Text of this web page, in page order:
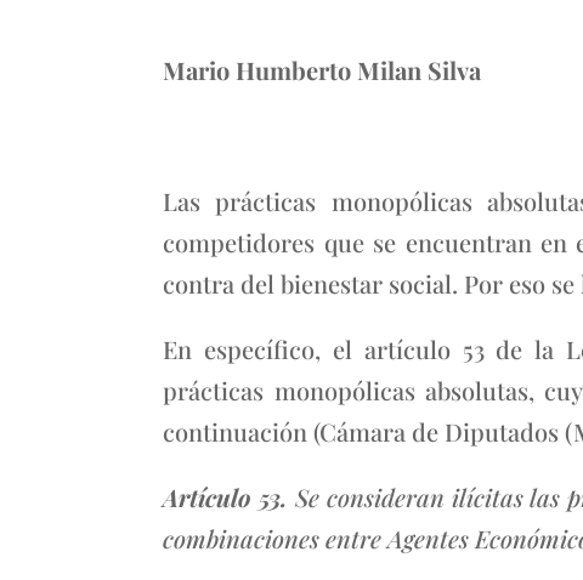
Mario Humberto Milan Silva
Las prácticas monopólicas
competidores que se encuentran
contra del bienestar social. Por eso
En específico, el artículo 53 de la
prácticas monopólicas absolutas,
continuación (Cámara de Diputados
Artículo 53. Se consideran ilícitas las
combinaciones entre Agentes